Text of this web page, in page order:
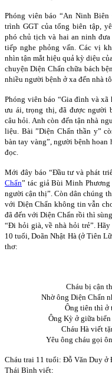
Phóng viên báo “An Ninh
trình GGT của tổng biên tập,
phó chủ tịch và hai an ninh
tiếp nghe phỏng vấn. Các vị
nhìn tận mắt hiệu quả kỳ diệu
chuyện Diện Chẩn chữa bách
nhiều người bệnh ở xa đến nhà
Phóng viên báo “Gia đình và
ưu ái, trọng thị, đã được người
câu hỏi. Anh còn đến tận nhà
liệu. Bài ”Diện Chẩn thần y”
bàn tay vàng”, người bệnh hoan
đọc.
Mới đây báo “Đầu tư và phát
Chẩn” tác giả Bùi Minh
người cận thị”. Còn dân chúng
với Diện Chẩn không tin vẫn
đã đến với Diện Chẩn rồi thì
“Đi hỏi già, về nhà hỏi trẻ”.
10 tuổi, Doãn Nhật Hà (ở Tiên
thơ:
Cháu bị cận
Nhờ ông Diện Chẩn
Ông tiên thì ở
Ông Kỳ ở giữa
Cháu Hà viết
Yêu ông cháu gọi
Cháu trai 11 tuổi: Đỗ Văn Duy ở
Thái Bình viết: